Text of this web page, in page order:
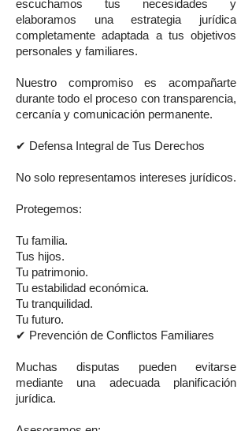
escuchamos tus necesidades y
elaboramos una estrategia jurídica
completamente adaptada a tus objetivos
personales y familiares.
Nuestro compromiso es acompañarte
durante todo el proceso con transparencia,
cercanía y comunicación permanente.
✔ Defensa Integral de Tus Derechos
No solo representamos intereses jurídicos.
Protegemos:
Tu familia.
Tus hijos.
Tu patrimonio.
Tu estabilidad económica.
Tu tranquilidad.
Tu futuro.
✔ Prevención de Conflictos Familiares
Muchas disputas pueden evitarse
mediante una adecuada planificación
jurídica.